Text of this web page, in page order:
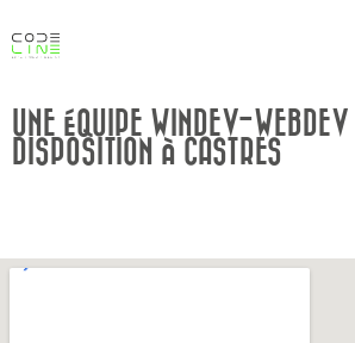
UNE ÉQUIPE WINDEV-
DISPOSITION À CASTRES